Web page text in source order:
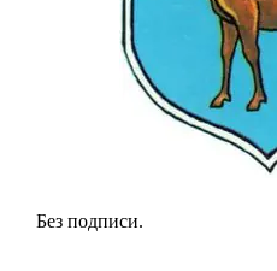
Без подписи.